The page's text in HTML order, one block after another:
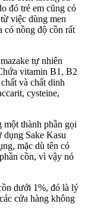
đó trẻ em cũng có
việc dùng men
có nồng độ cồn rất
tự nhiên
vitamin B1, B2
và chất dinh
cysteine,
một thành phần gọi
dụng Sake Kasu
mặc dù tên có
cồn, vì vậy nó
dưới 1%, đó là lý
cửa hàng không